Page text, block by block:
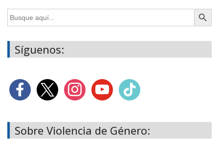
Buscar: Botón de
Síguenos:
Sobre Violencia de Género: